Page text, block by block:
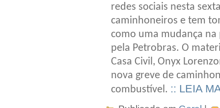
redes sociais nesta
caminhoneiros e tem
como uma mudança
pela Petrobras. O
Casa Civil, Onyx
nova greve de
combustível. :: LEIA